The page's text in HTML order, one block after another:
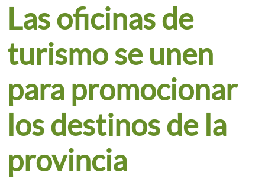
Las oficinas de
turismo se unen
para promocionar
los destinos de la
provincia